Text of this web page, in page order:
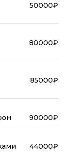
50000₽
80000₽
85000₽
90000₽
44000₽